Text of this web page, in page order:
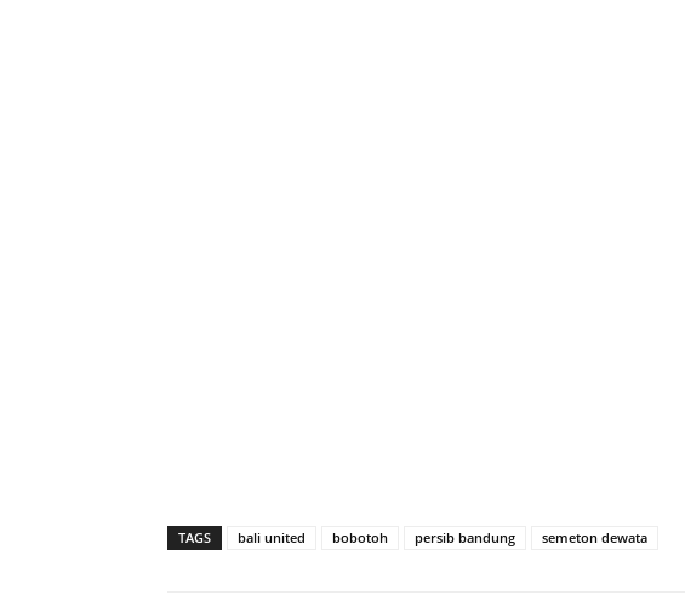
TAGS bali united bobotoh persib bandung semeton dewata